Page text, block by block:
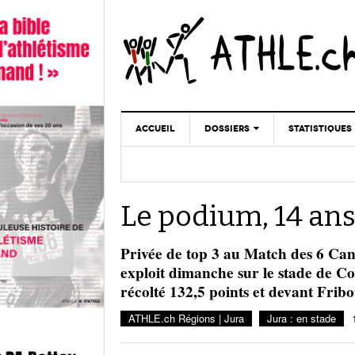
ACCUEIL DOSSIERS
DOPAGE
STATISTIQUES
Le podium, 14
Privée de top 3 au Match des 6
exploit dimanche sur le stade de
récolté 132,5 points et devant
ATHLE.ch Régions | Jura Jura : en stade